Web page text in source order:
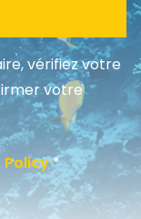
vérifiez votre
votre
Policy